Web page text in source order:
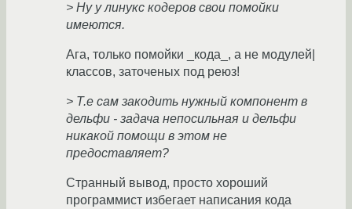
> Ну у линукс кодеров свои помойки
имеются.
Ага, только помойки _кода_, а не модулей|
классов, заточеных под реюз!
> Т.е сам закодить нужный компонент в
дельфи - задача непосильная и дельфи
никакой помощи в этом не
предоставляет?
Странный вывод, просто хороший
программист избегает написания кода